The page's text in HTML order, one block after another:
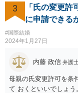
婚姻が成立するには
出ですが、もう一つは
相互に助け合いながら
と思います。 ここで、
して生活していくとい
めに配偶者という立場
て、形式的に届出がな
ないので、婚姻意思は
より、無効となります。
3
「氏の変更
に申請できる
#国際結婚
2024年1月27日
内藤 政信 弁護
母親の氏変更許可を条
て おくといいでしょ